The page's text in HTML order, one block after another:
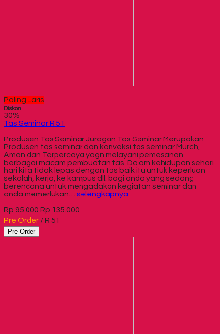
Paling Laris
Diskon
30%
Tas Seminar R 51
Produsen Tas Seminar Juragan Tas Seminar Merupakan
Produsen tas seminar dan konveksi tas seminar Murah,
Aman dan Terpercaya yagn melayani pemesanan
berbagai macam pembuatan tas. Dalam kehidupan sehari
hari kita tidak lepas dengan tas baik itu untuk keperluan
sekolah, kerja, ke kampus dll. bagi anda yang sedang
berencana untuk mengadakan kegiatan seminar dan
anda memerlukan… selengkapnya
Rp 95.000 Rp 135.000
Pre Order / R 51
Pre Order